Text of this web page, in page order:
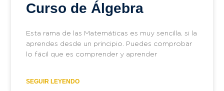
Curso de Álgebra
Esta rama de las Matemáticas es muy sencilla, si la
aprendes desde un principio. Puedes comprobar
lo fácil que es comprender y aprender
SEGUIR LEYENDO